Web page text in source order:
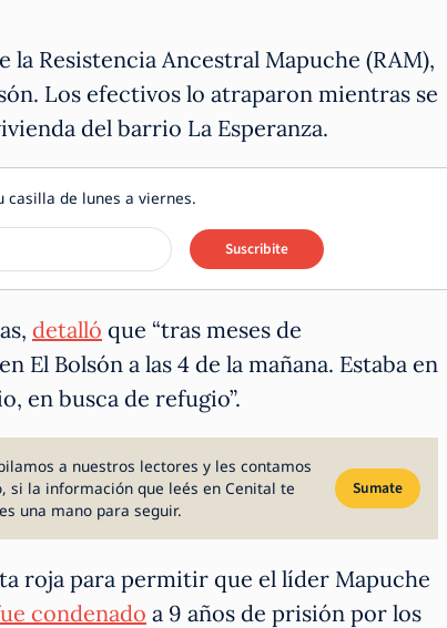
la Resistencia Ancestral Mapuche (RAM),
Los efectivos lo atraparon mientras se
del barrio La Esperanza.
de lunes a viernes.
Suscribite
detalló que “tras meses de
El Bolsón a las 4 de la mañana. Estaba en
en busca de refugio”.
a nuestros lectores y les contamos
si la información que leés en Cenital te
una mano para seguir.
Sumate
roja para permitir que el líder Mapuche
condenado a 9 años de prisión por los